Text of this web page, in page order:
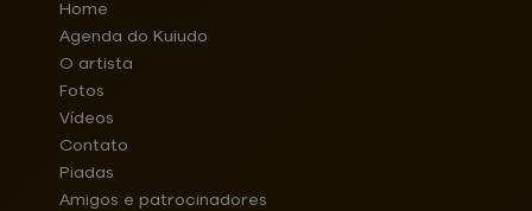
Home
Agenda do Kuiudo
O artista
Fotos
Vídeos
Contato
Piadas
Amigos e patrocinadores